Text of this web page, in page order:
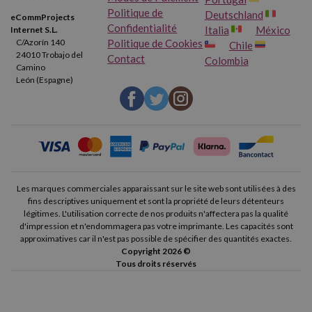
contraire, ils sont tout aussi valables que les originaux. Avant leur
mise sur le marché, ils font l'objet de contrôles stricts pour vérifier
leur bon fonctionnement et leur compatibilité avec chacune des
imprimantes pour lesquelles ils ont été conçus, vous pouvez donc
avoir une entière confiance en eux. Cependant,
cas de problème avec eux pendant cette période.
eCommProjects
Internet S.L.
C/Azorín 140
24010 Trobajo del
Camino
León (Espagne)
Politique de
Confidentialité
Politique de Cookies
Contact
Deutschland
Italia
México
Chile
Colombia
Les marques commerciales apparaissant sur le site web sont utilisées à des
fins descriptives uniquement et sont la propriété de leurs détenteurs
légitimes. L'utilisation correcte de nos produits n'affectera pas la qualité
d'impression et n'endommagera pas votre imprimante. Les capacités sont
approximatives car il n'est pas possible de spécifier des quantités exactes.
Copyright 2026 ©
Tous droits réservés